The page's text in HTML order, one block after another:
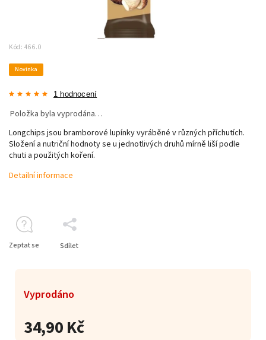
Kód: 466.0
Novinka
1 hodnocení
34,90 Kč
Vyprodáno
Položka byla vyprodána…
Longchips jsou bramborové lupínky vyráběné v různých příchutích.
Složení a nutriční hodnoty se u jednotlivých druhů mírně liší podle
chuti a použitých koření.
Detailní informace
Zeptat se Sdílet